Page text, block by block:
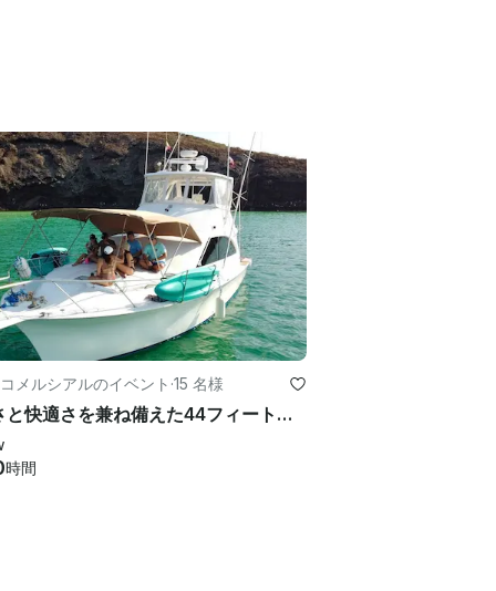
メルシアルのイベント ·15 名様
豪華さと快適さを兼ね備えた44フィートのオーシャンヨットとスポーツフィッシング
時間